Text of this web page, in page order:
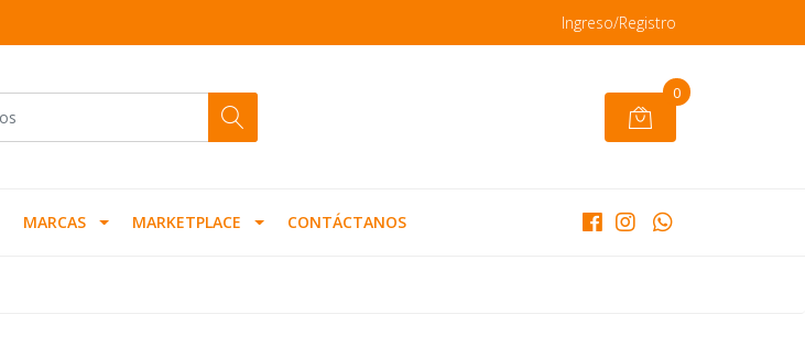
Ingreso/Registro
0
MARCAS MARKETPLACE CONTÁCTANOS